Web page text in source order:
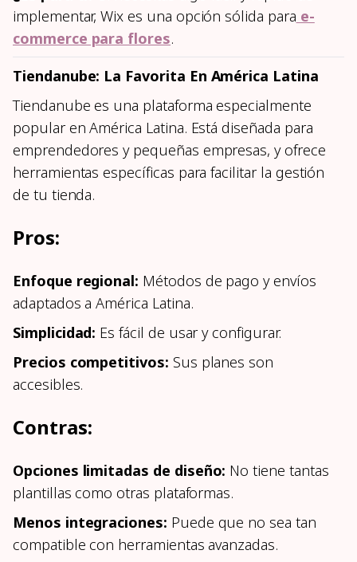
implementar, Wix es una opción sólida para e-
commerce para flores.
Tiendanube: La Favorita En América Latina
Tiendanube es una plataforma especialmente
popular en América Latina. Está diseñada para
emprendedores y pequeñas empresas, y ofrece
herramientas específicas para facilitar la gestión
de tu tienda.
Pros:
Enfoque regional: Métodos de pago y envíos
adaptados a América Latina.
Simplicidad: Es fácil de usar y configurar.
Precios competitivos: Sus planes son
accesibles.
Contras:
Opciones limitadas de diseño: No tiene tantas
plantillas como otras plataformas.
Menos integraciones: Puede que no sea tan
compatible con herramientas avanzadas.